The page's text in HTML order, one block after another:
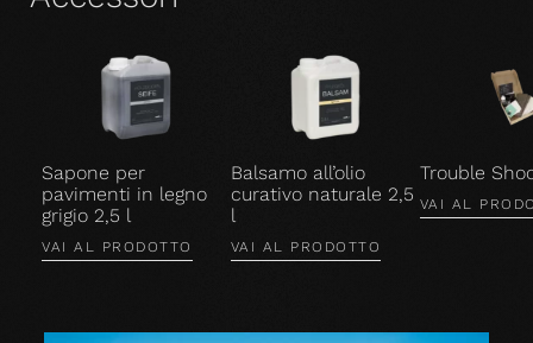
Sapone per
pavimenti in legno
grigio 2,5 l
VAI AL PRODOTTO
Balsamo all’olio
curativo naturale 2,5
l
VAI AL PRODOTTO
Trouble
VAI AL